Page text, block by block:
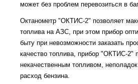
может без проблем перевозиться в
Октанометр "ОКТИС-2" позволяет
топлива на АЗС, при этом прибор
быту при невозможности заказать
качество топлива, прибор "ОКТИС-2"
некачественным топливом,
расход бензина.